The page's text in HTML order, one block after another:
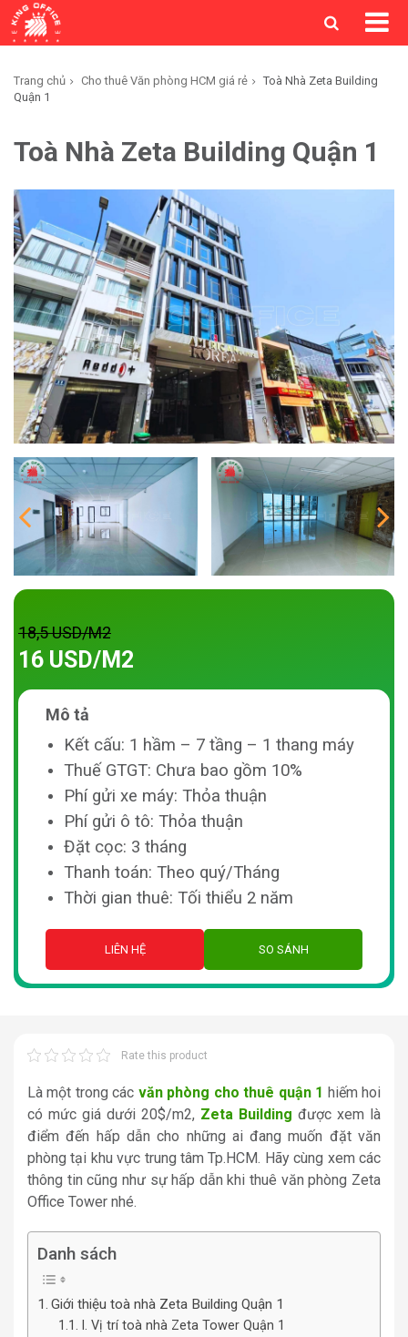
Trang chủ Cho thuê Văn phòng HCM giá rẻ
Toà Nhà Zeta Building
Quận 1
Toà Nhà Zeta Building Quận 1
18,5 USD/M2
16 USD/M2
Mô tả
Kết cấu: 1 hầm – 7 tầng – 1 thang máy
Thuế GTGT: Chưa bao gồm 10%
Phí gửi xe máy: Thỏa thuận
Phí gửi ô tô: Thỏa thuận
Đặt cọc: 3 tháng
Thanh toán: Theo quý/Tháng
Thời gian thuê: Tối thiểu 2 năm
LIÊN HỆ SO SÁNH
Rate this product
Là một trong các văn phòng cho thuê quận 1 hiếm hoi
có mức giá dưới 20$/m2, Zeta Building được xem là
điểm đến hấp dẫn cho những ai đang muốn đặt văn
phòng tại khu vực trung tâm Tp.HCM. Hãy cùng xem các
thông tin cũng như sự hấp dẫn khi thuê văn phòng Zeta
Office Tower nhé.
Danh sách
Giới thiệu toà nhà Zeta Building Quận 1
I. Vị trí toà nhà Zeta Tower Quận 1